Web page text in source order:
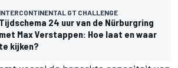
INTERCONTINENTAL GT CHALLENGE
Tijdschema 24 uur van de Nürburgring
met Max Verstappen: Hoe laat en waar
te kijken?